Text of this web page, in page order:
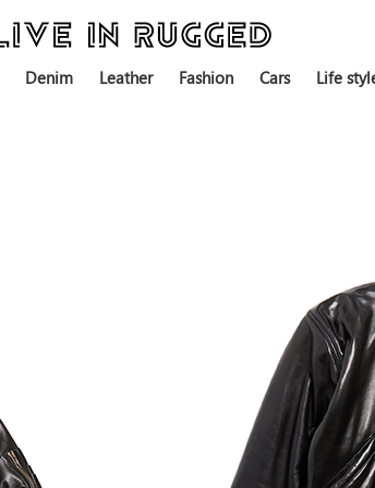
Denim Leather Fashion Cars Life